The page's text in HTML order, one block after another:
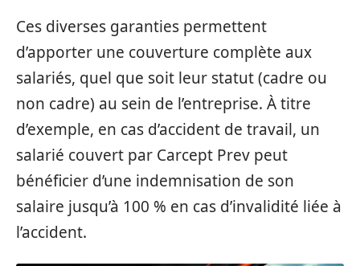
Ces diverses garanties permettent
d’apporter une couverture complète aux
salariés, quel que soit leur statut (cadre ou
non cadre) au sein de l’entreprise. À titre
d’exemple, en cas d’accident de travail, un
salarié couvert par Carcept Prev peut
bénéficier d’une indemnisation de son
salaire jusqu’à 100 % en cas d’invalidité liée à
l’accident.